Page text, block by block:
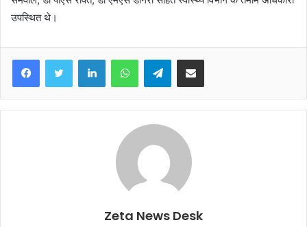
उपस्थित थे।
Telegram
Zeta News Desk